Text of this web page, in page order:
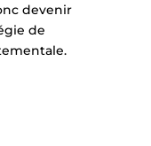
devenir
de